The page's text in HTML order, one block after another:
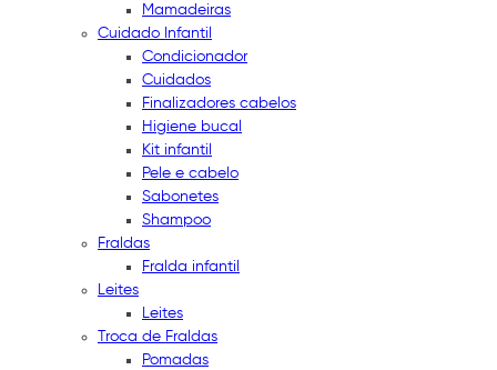
Mamadeiras
Cuidado Infantil
Condicionador
Cuidados
Finalizadores cabelos
Higiene bucal
Kit infantil
Pele e cabelo
Sabonetes
Shampoo
Fraldas
Fralda infantil
Leites
Leites
Troca de Fraldas
Pomadas